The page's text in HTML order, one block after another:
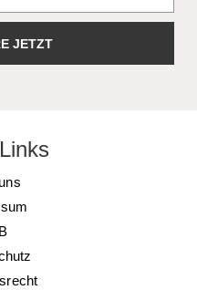
JETZT